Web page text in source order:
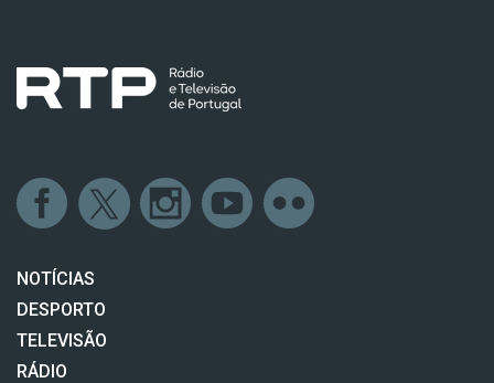
NOTÍCIAS
DESPORTO
TELEVISÃO
RÁDIO